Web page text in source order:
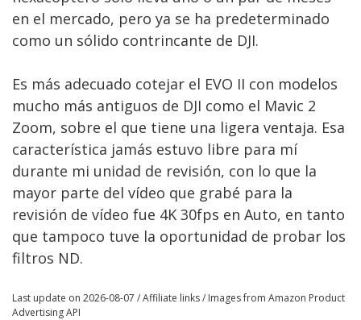
en el mercado, pero ya se ha predeterminado
como un sólido contrincante de DJI.
Es más adecuado cotejar el EVO II con modelos
mucho más antiguos de DJI como el Mavic 2
Zoom, sobre el que tiene una ligera ventaja. Esa
característica jamás estuvo libre para mí
durante mi unidad de revisión, con lo que la
mayor parte del vídeo que grabé para la
revisión de vídeo fue 4K 30fps en Auto, en tanto
que tampoco tuve la oportunidad de probar los
filtros ND.
Last update on 2026-08-07 / Affiliate links / Images from Amazon Product
Advertising API